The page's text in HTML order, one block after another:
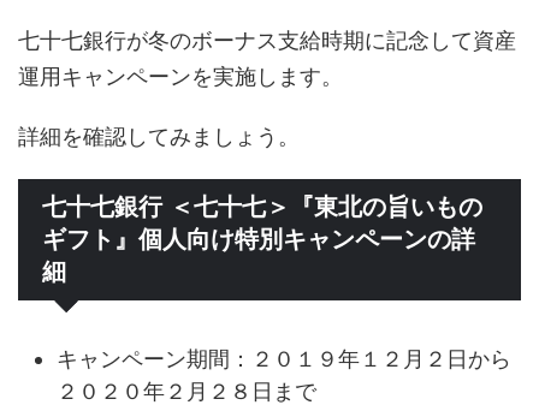
七十七銀行が冬のボーナス支給時期に記念して資産
運用キャンペーンを実施します。
詳細を確認してみましょう。
七十七銀行 ＜七十七＞『東北の旨いもの
ギフト』個人向け特別キャンペーンの詳
細
キャンペーン期間：２０１９年１２月２日から
２０２０年２月２８日まで